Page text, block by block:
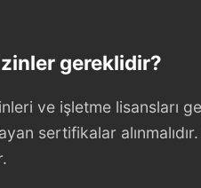
gereklidir?
ve işletme lisansları
sertifikalar